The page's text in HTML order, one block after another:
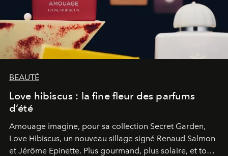
BEAUTÉ
Love hibiscus : la fine fleur des parfums
d’été
Amouage imagine, pour sa collection Secret Garden,
Love Hibiscus, un nouveau sillage signé Renaud Salmon
et Jérôme Epinette. Plus gourmand, plus solaire, et tout